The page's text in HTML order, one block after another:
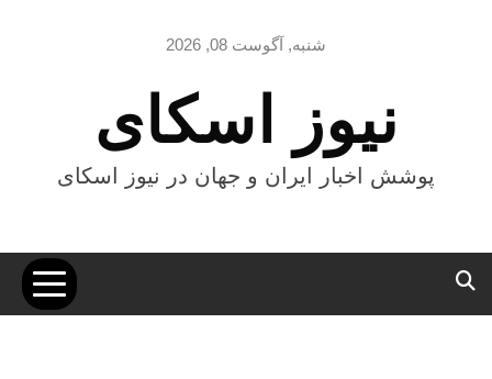
شنبه, آگوست 08, 2026
نیوز اسکای
پوشش اخبار ایران و جهان در نیوز اسکای